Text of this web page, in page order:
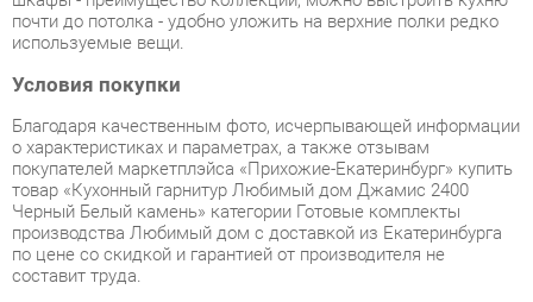
Благодаря качественным фото, исчерпывающей информации
о характеристиках и параметрах, а также отзывам
товар «Кухонный гарнитур Любимый дом Джамис 2400
производства Любимый дом с доставкой из Екатеринбурга
по цене со скидкой и гарантией от производителя не
составит труда.
Мы отправляем заказы в доставку ежедневно. Товары из
ассортимента в наличии на складе в Екатеринбурге вы
получите не позднее48-ми часов с момента оформления
заказа. Дополнительно вы можете заказать подъём на этаж
и сборку мебельных изделий.